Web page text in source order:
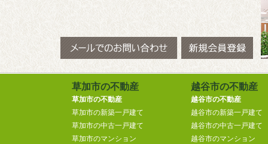
草加市の不動産
草加市の不動産
草加市の新築一戸建て
草加市の中古一戸建て
草加市のマンション
越谷市の不動産
越谷市の不動産
越谷市の新築一戸建て
越谷市の中古一戸建て
越谷市のマンション